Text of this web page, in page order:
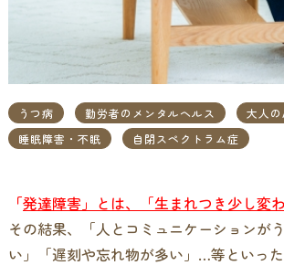
うつ病 勤労者のメンタルヘルス 大人
睡眠障害・不眠
自閉スペクトラム症
「発達障害」とは、「生まれつき少し変
その結果、「人とコミュニケーションが
い」「遅刻や忘れ物が多い」…等といっ